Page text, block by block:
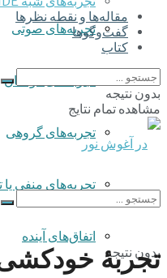
تجربه‌های صوتی
تجربه‌های کودکان
تجربه‌های گروهی
‌تجربه‌های منفی
اتفاق‌های آینده
مقاله‌ها و نقطه نظرها
گفت‌وگوها
کتاب
بدون نتیجه
مشاهده تمام نتایج
بدون نتیجه
تجربۀ خودکشی